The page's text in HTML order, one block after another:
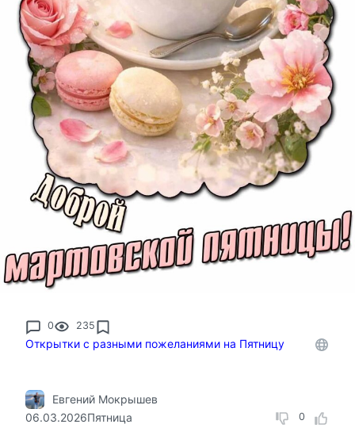
0 235
Открытки с разными пожеланиями на Пятницу
0
Евгений Мокрышев
06.03.2026Пятница